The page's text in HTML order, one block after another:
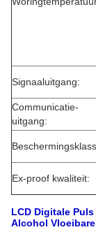
Signaaluitgang:
Communicatie-
uitgang:
Ex-proof kwaliteit:
LCD Digitale
Alcohol